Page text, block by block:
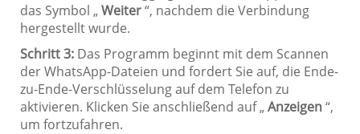
das Symbol „Weiter“, nachdem die Verbindung
hergestellt wurde.
Schritt 3: Das Programm beginnt mit dem Scannen
der WhatsApp-Dateien und fordert Sie auf, die Ende-
zu-Ende-Verschlüsselung auf dem Telefon zu
aktivieren. Klicken Sie anschließend auf „Anzeigen“,
um fortzufahren.